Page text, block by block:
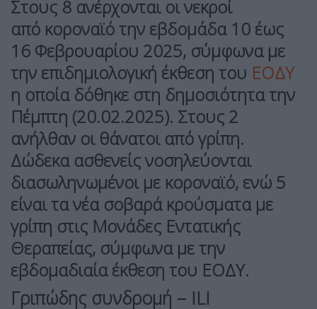
Στους 8 ανέρχονται οι νεκροί
από κοροναϊό την εβδομάδα 10 έως
16 Φεβρουαρίου 2025, σύμφωνα με
την επιδημιολογική έκθεση του ΕΟΔΥ
η οποία δόθηκε στη δημοσιότητα την
Πέμπτη (20.02.2025). Στους 2
ανήλθαν οι θάνατοι από γρίπη.
Δώδεκα ασθενείς νοσηλεύονται
διασωληνωμένοι με κοροναϊό, ενώ 5
είναι τα νέα σοβαρά κρούσματα με
γρίπη στις Μονάδες Εντατικής
Θεραπείας, σύμφωνα με την
εβδομαδιαία έκθεση του ΕΟΔΥ.
Γριπώδης συνδρομή – ILI